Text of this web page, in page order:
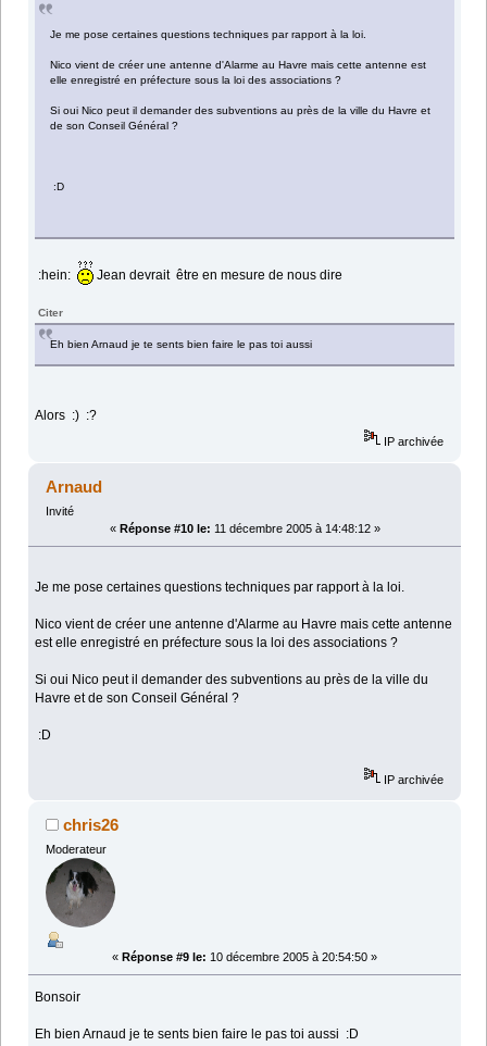
Je me pose certaines questions techniques par rapport à la loi.
Nico vient de créer une antenne d'Alarme au Havre mais cette antenne est
elle enregistré en préfecture sous la loi des associations ?
Si oui Nico peut il demander des subventions au près de la ville du Havre et
de son Conseil Général ?
:D
:hein: Jean devrait être en mesure de nous dire
Citer
Eh bien Arnaud je te sents bien faire le pas toi aussi
Alors :) :?
IP archivée
Arnaud
Invité
« Réponse #10 le: 11 décembre 2005 à 14:48:12 »
Je me pose certaines questions techniques par rapport à la loi.
Nico vient de créer une antenne d'Alarme au Havre mais cette antenne
est elle enregistré en préfecture sous la loi des associations ?
Si oui Nico peut il demander des subventions au près de la ville du
Havre et de son Conseil Général ?
:D
IP archivée
chris26
Moderateur
« Réponse #9 le: 10 décembre 2005 à 20:54:50 »
Bonsoir
Eh bien Arnaud je te sents bien faire le pas toi aussi :D